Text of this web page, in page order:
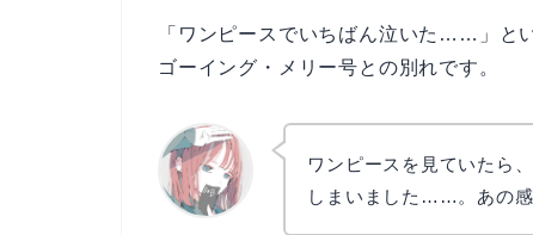
「ワンピースでいちばん泣いた……」と
ゴーイング・メリー号との別れです。
ワンピースを見ていたら
しまいました……。あの感